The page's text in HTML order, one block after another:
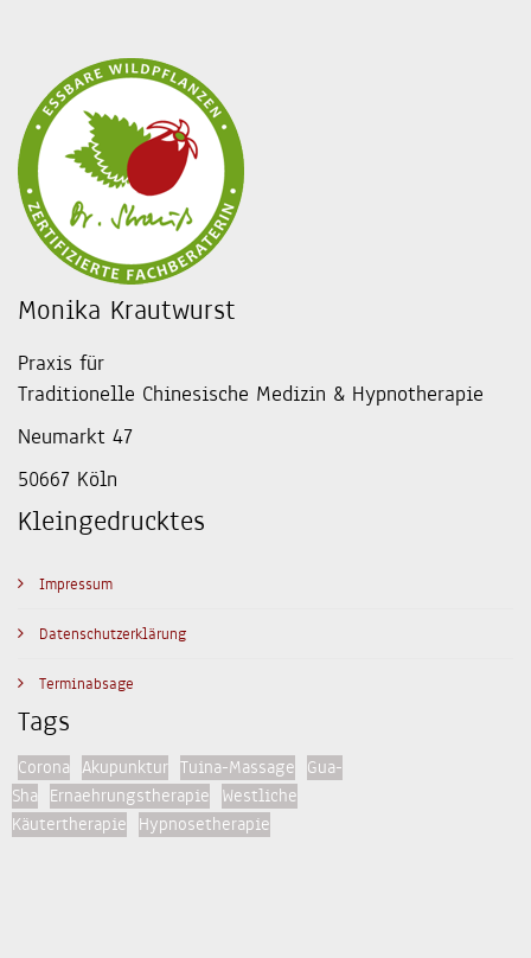
Monika Krautwurst
Praxis für
Traditionelle Chinesische Medizin & Hypnotherapie
Neumarkt 47
50667 Köln
Kleingedrucktes
Impressum
Datenschutzerklärung
Terminabsage
Tags
Corona Akupunktur Tuina-Massage Gua-
Sha Ernaehrungstherapie Westliche
Käutertherapie Hypnosetherapie